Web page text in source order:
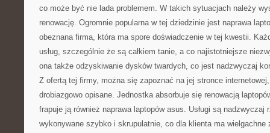
co może być nie lada problemem. W takich sytuacjach należy
renowację. Ogromnie popularna w tej dziedzinie jest naprawa
obeznana firma, która ma spore doświadczenie w tej kwestii.
usług, szczególnie że są całkiem tanie, a co najistotniejsze
ona także odzyskiwanie dysków twardych, co jest nadzwyczaj
Z ofertą tej firmy, można się zapoznać na jej stronce
drobiazgowo opisane. Jednostka absorbuje się renowacją
frapuje ją również naprawa laptopów asus. Usługi są nadzwyczaj
wykonywane szybko i skrupulatnie, co dla klienta ma